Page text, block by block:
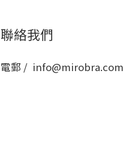
聯絡我們
電郵 / info@mirobra.com